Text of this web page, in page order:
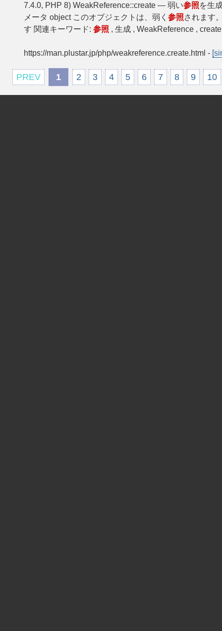
7.4.0, PHP 8) WeakReference::create — 弱い参照を生
メータ object このオブジェクトは、弱く 参照されます
す 関連キーワード: 参照 , 生成 , WeakReference ,
https://man.plustar.jp/php/weakreference.create.html -
PREV 1 2 3 4 5 6 7 8 9 10